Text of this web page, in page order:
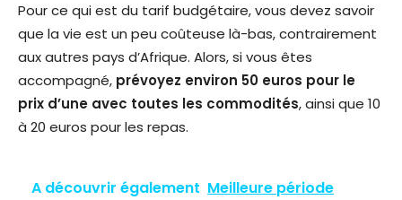
Pour ce qui est du tarif budgétaire, vous devez savoir
que la vie est un peu coûteuse là-bas, contrairement
aux autres pays d’Afrique. Alors, si vous êtes
accompagné, prévoyez environ 50 euros pour le
prix d’une avec toutes les commodités, ainsi que 10
à 20 euros pour les repas.
A découvrir également Meilleure période